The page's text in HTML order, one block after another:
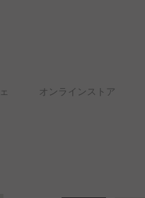
オンラインストア